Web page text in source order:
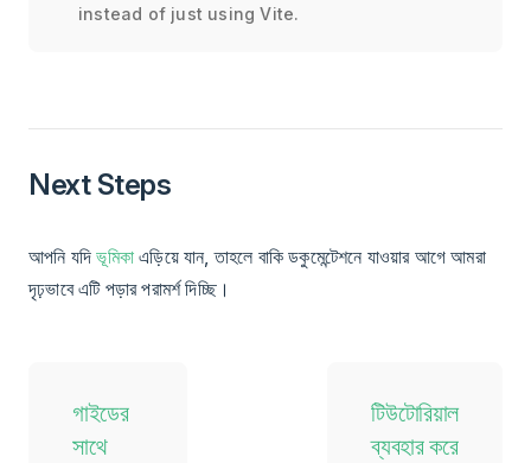
instead of just using Vite.
Next Steps
আপনি যদিভূমিকা এড়িয়ে যান, তাহলে বাকি ডকুমেন্টেশনে যাওয়ার আগে আমরা
দৃঢ়ভাবে এটি পড়ার পরামর্শ দিচ্ছি।
গাইডের
সাথে
টিউটোরিয়াল
ব্যবহার করে